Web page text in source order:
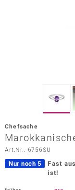
Vogue
Chefsache
Art.Nr.: 6756SU
Nur noch 5 Fast
ist!